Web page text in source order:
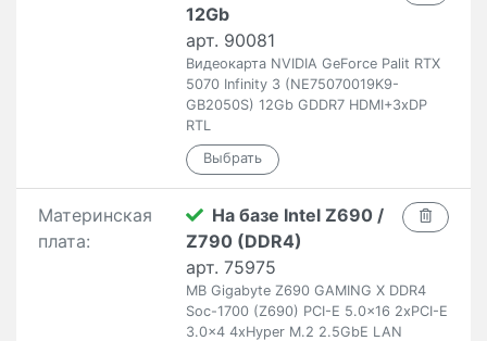
12Gb
арт. 90081
Видеокарта NVIDIA GeForce Palit RTX
5070 Infinity 3 (NE75070019K9-
GB2050S) 12Gb GDDR7 HDMI+3xDP
RTL
Материнская
плата:
На базе Intel Z690 /
Z790 (DDR4)
арт. 75975
MB Gigabyte Z690 GAMING X DDR4
Soc-1700 (Z690) PCI-E 5.0x16 2xPCI-E
3.0x4 4xHyper M.2 2.5GbE LAN